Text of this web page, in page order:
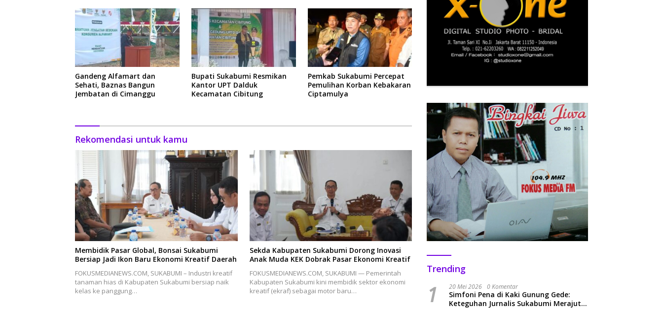
Gandeng Alfamart dan
Sehati, Baznas Bangun
Jembatan di Cimanggu
Bupati Sukabumi Resmikan
Kantor UPT Dalduk
Kecamatan Cibitung
Pemkab Sukabumi Percepat
Pemulihan Korban Kebakaran
Ciptamulya
Rekomendasi untuk kamu
Membidik Pasar Global, Bonsai Sukabumi
Bersiap Jadi Ikon Baru Ekonomi Kreatif Daerah
FOKUSMEDIANEWS.COM, SUKABUMI – Industri kreatif
tanaman hias di Kabupaten Sukabumi bersiap naik
kelas ke panggung…
Sekda Kabupaten Sukabumi Dorong Inovasi
Anak Muda KEK Dobrak Pasar Ekonomi Kreatif
FOKUSMEDIANEWS.COM, SUKABUMI — Pemerintah
Kabupaten Sukabumi kini membidik sektor ekonomi
kreatif (ekraf) sebagai motor baru…
Trending
1 20 Mei 2026 0 Komentar
Simfoni Pena di Kaki Gunung Gede:
Keteguhan Jurnalis Sukabumi Merajut